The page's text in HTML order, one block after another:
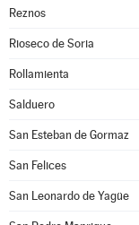
Reznos
Rioseco de Soria
Rollamienta
Salduero
San Esteban de Gormaz
San Felices
San Leonardo de Yagüe